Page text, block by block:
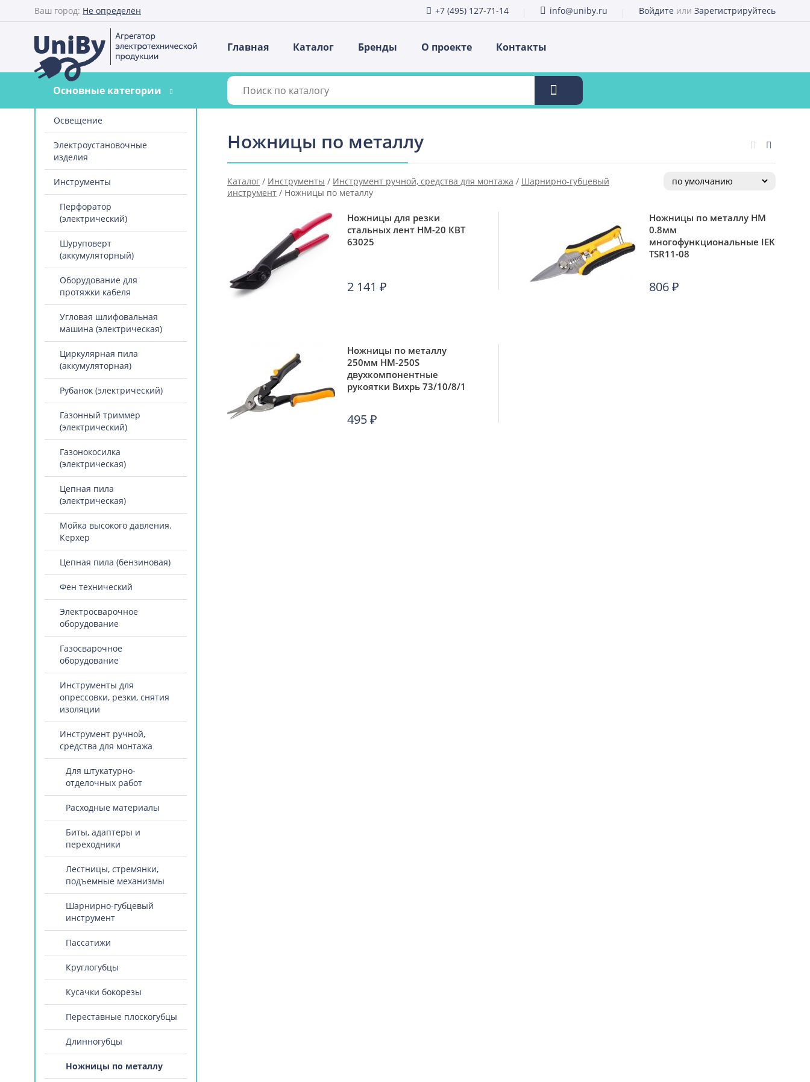
Ваш город: Не определён +7 (495) 127-71-14 info@uniby.ru Войдите или Зарегистрируйтесь
Главная Каталог Бренды О проекте Контакты
Основные категории
Освещение
Электроустановочные
изделия
Инструменты
Перфоратор
(электрический)
Шуруповерт
(аккумуляторный)
Оборудование для
протяжки кабеля
Угловая шлифовальная
машина (электрическая)
Циркулярная пила
(аккумуляторная)
Рубанок (электрический)
Газонный триммер
(электрический)
Газонокосилка
(электрическая)
Цепная пила
(электрическая)
Мойка высокого давления.
Керхер
Цепная пила (бензиновая)
Фен технический
Электросварочное
оборудование
Газосварочное
оборудование
Инструменты для
опрессовки, резки, снятия
изоляции
Инструмент ручной,
средства для монтажа
Для штукатурно-
отделочных работ
Расходные материалы
Биты, адаптеры и
переходники
Лестницы, стремянки,
подъемные механизмы
Шарнирно-губцевый
инструмент
Пассатижи
Круглогубцы
Кусачки бокорезы
Переставные плоскогубцы
Длинногубцы
Ножницы по металлу
Ножницы по металлу
Каталог / Инструменты / Инструмент ручной, средства для монтажа / Шарнирно-губцевый
инструмент / Ножницы по металлу
Ножницы для резки
стальных лент НМ-20 КВТ
63025
2 141₽
Ножницы по металлу НМ
0.8мм
многофункциональные IEK
TSR11-08
806₽
Ножницы по металлу
250мм НМ-250S
двухкомпонентные
рукоятки Вихрь 73/10/8/1
495₽